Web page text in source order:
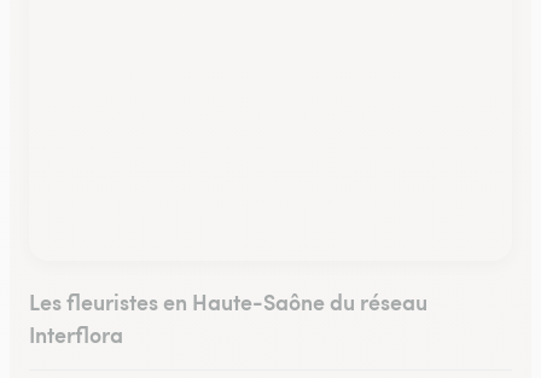
Les fleuristes en Haute-Saône du réseau
Interflora